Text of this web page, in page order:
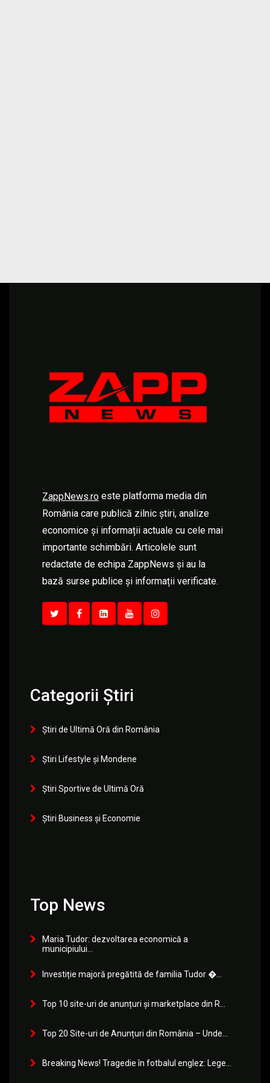
ZappNews.ro este platforma media din
România care publică zilnic știri, analize
economice și informații actuale cu cele mai
importante schimbări. Articolele sunt
redactate de echipa ZappNews și au la
bază surse publice și informații verificate.
Categorii Știri
Știri de Ultimă Oră din România
Știri Lifestyle și Mondene
Știri Sportive de Ultimă Oră
Știri Business și Economie
Top News
Maria Tudor: dezvoltarea economică a
municipiului...
Investiție majoră pregătită de familia Tudor �...
Top 10 site-uri de anunțuri și marketplace din R...
Top 20 Site-uri de Anunțuri din România – Unde...
Breaking News! Tragedie în fotbalul englez: Lege...